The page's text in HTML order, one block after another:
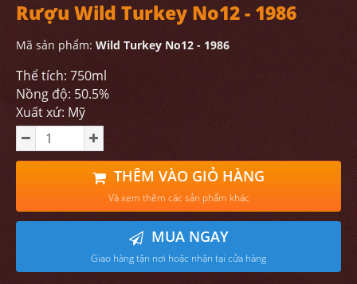
Rượu Wild Turkey No12 - 1986
Mã sản phẩm: Wild Turkey No12 - 1986
Thể tích: 750ml
Nồng độ: 50.5%
Xuất xứ: Mỹ
THÊM VÀO GIỎ HÀNG
Và xem thêm các sản phẩm khác
MUA NGAY
Giao hàng tận nơi hoặc nhận tại cửa hàng